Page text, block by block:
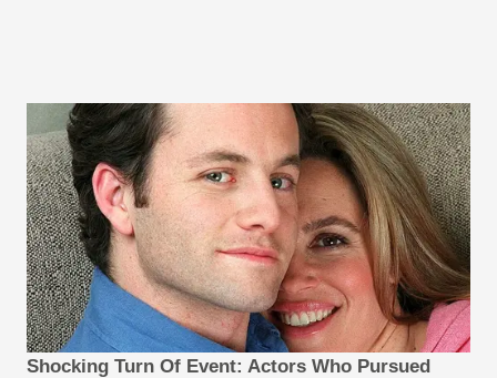
Shocking Turn Of Event: Actors Who Pursued